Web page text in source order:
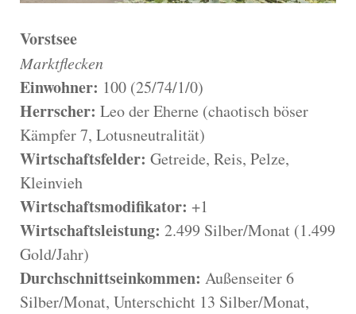
Vorstsee
Marktflecken
Einwohner: 100 (25/74/1/0)
Herrscher: Leo der Eherne (chaotisch böser
Kämpfer 7, Lotusneutralität)
Wirtschaftsfelder: Getreide, Reis, Pelze,
Kleinvieh
Wirtschaftsmodifikator: +1
Wirtschaftsleistung: 2.499 Silber/Monat (1.499
Gold/Jahr)
Durchschnittseinkommen: Außenseiter 6
Silber/Monat, Unterschicht 13 Silber/Monat,